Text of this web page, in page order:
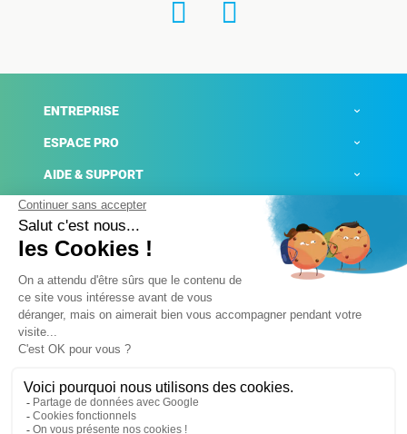
ENTREPRISE
ESPACE PRO
AIDE & SUPPORT
ACTUALITÉS
Mentions légales
Conditions générales de ventes